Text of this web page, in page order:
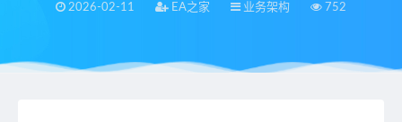
2026-02-11 EA之家 业务架构 752